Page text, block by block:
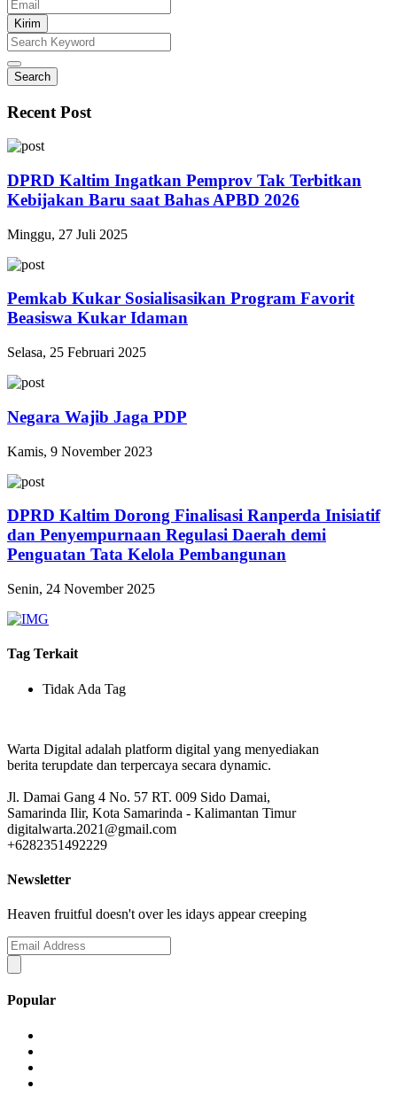
Kirim
Search
Recent Post
DPRD Kaltim Ingatkan Pemprov Tak Terbitkan
Kebijakan Baru saat Bahas APBD 2026
Minggu, 27 Juli 2025
Pemkab Kukar Sosialisasikan Program Favorit
Beasiswa Kukar Idaman
Selasa, 25 Februari 2025
Negara Wajib Jaga PDP
Kamis, 9 November 2023
DPRD Kaltim Dorong Finalisasi Ranperda Inisiatif
dan Penyempurnaan Regulasi Daerah demi
Penguatan Tata Kelola Pembangunan
Senin, 24 November 2025
Tag Terkait
Tidak Ada Tag
Warta Digital adalah platform digital yang menyediakan
berita terupdate dan terpercaya secara dynamic.
Jl. Damai Gang 4 No. 57 RT. 009 Sido Damai,
Samarinda Ilir, Kota Samarinda - Kalimantan Timur
digitalwarta.2021@gmail.com
+6282351492229
Newsletter
Heaven fruitful doesn't over les idays appear creeping
Popular